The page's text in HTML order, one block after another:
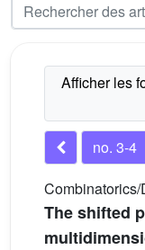
no. 3-4
The shifted